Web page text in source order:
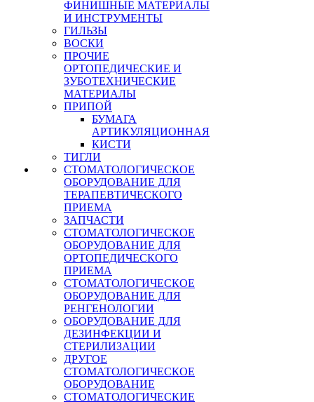
ФИНИШНЫЕ МАТЕРИАЛЫ
И ИНСТРУМЕНТЫ
ГИЛЬЗЫ
ВОСКИ
ПРОЧИЕ
ОРТОПЕДИЧЕСКИЕ И
ЗУБОТЕХНИЧЕСКИЕ
МАТЕРИАЛЫ
ПРИПОЙ
БУМАГА
АРТИКУЛЯЦИОННАЯ
КИСТИ
ТИГЛИ
СТОМАТОЛОГИЧЕСКОЕ
ОБОРУДОВАНИЕ ДЛЯ
ТЕРАПЕВТИЧЕСКОГО
ПРИЕМА
ЗАПЧАСТИ
СТОМАТОЛОГИЧЕСКОЕ
ОБОРУДОВАНИЕ ДЛЯ
ОРТОПЕДИЧЕСКОГО
ПРИЕМА
СТОМАТОЛОГИЧЕСКОЕ
ОБОРУДОВАНИЕ ДЛЯ
РЕНГЕНОЛОГИИ
ОБОРУДОВАНИЕ ДЛЯ
ДЕЗИНФЕКЦИИ И
СТЕРИЛИЗАЦИИ
ДРУГОЕ
СТОМАТОЛОГИЧЕСКОЕ
ОБОРУДОВАНИЕ
СТОМАТОЛОГИЧЕСКИЕ